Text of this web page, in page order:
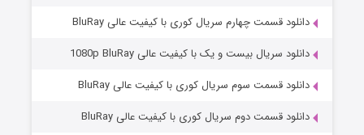
عملیات آپارتمان
دانلود قسمت چهارم سریال کوری با کیفیت عالی BluRay
دانلود سریال بیست و یک با کیفیت عالی 1080p BluRay
دانلود قسمت سوم سریال کوری با کیفیت عالی BluRay
دانلود قسمت دوم سریال کوری با کیفیت عالی BluRay